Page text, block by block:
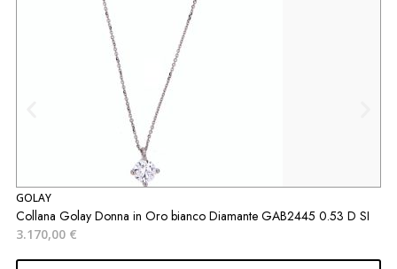
GOLAY
Collana Golay Donna in Oro bianco Diamante GAB2445 0.53 D SI
3.170,00 €